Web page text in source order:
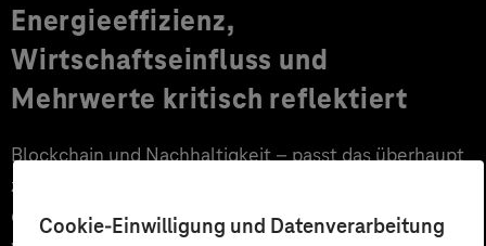
Cookie-Einwilligung und Datenverarbeitung
Energieeffizienz,
Wirtschaftseinfluss und
Mehrwerte kritisch reflektiert
Blockchain und Nachhaltigkeit – passt das überhaupt
zusammen? Als Klimakiller und Stromfresser kommt
die Technologie im aktuellen Diskurs oft schlecht weg,